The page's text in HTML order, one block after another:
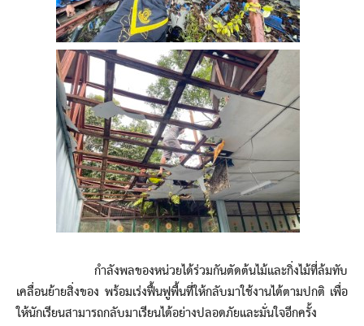
กำลังพลของหน่วยได้ร่วมกันตัดต้นไม้และกิ่งไม้ที่ล้มทับ
เคลื่อนย้ายสิ่งของ พร้อมเร่งฟื้นฟูพื้นที่ให้กลับมาใช้งานได้ตามปกติ เพื่อ
ให้นักเรียนสามารถกลับมาเรียนได้อย่างปลอดภัยและมั่นใจอีกครั้ง